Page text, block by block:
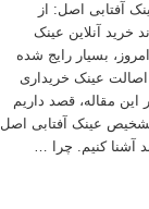
آفتابی اصل: از
خرید آنلاین عینک
بسیار رایج شده
عینک خریداری
مقاله، قصد داریم
تشخیص عینک آفتابی اصل
آشنا کنیم. چرا …